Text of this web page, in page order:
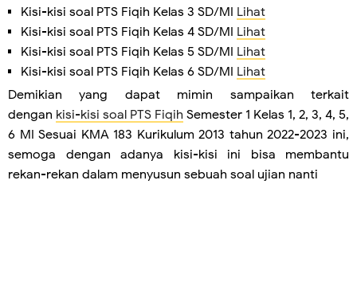
Kisi-kisi soal PTS Fiqih Kelas 3 SD/MI Lihat
Kisi-kisi soal PTS Fiqih Kelas 4 SD/MI Lihat
Kisi-kisi soal PTS Fiqih Kelas 5 SD/MI Lihat
Kisi-kisi soal PTS Fiqih Kelas 6 SD/MI Lihat
Demikian yang dapat mimin sampaikan terkait
dengan kisi-kisi soal PTS Fiqih Semester 1 Kelas 1, 2, 3, 4, 5,
6 MI Sesuai KMA 183 Kurikulum 2013 tahun 2022-2023 ini,
semoga dengan adanya kisi-kisi ini bisa membantu
rekan-rekan dalam menyusun sebuah soal ujian nanti